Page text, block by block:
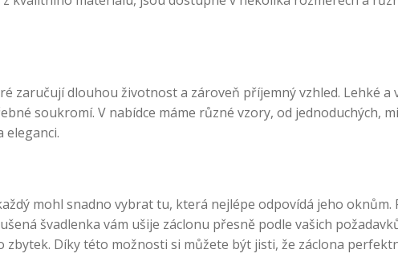
zaručují dlouhou životnost a zároveň příjemný vzhled. Lehké a
soukromí. V nabídce máme různé vzory, od jednoduchých,
eleganci.
mohl snadno vybrat tu, která nejlépe odpovídá jeho oknům.
švadlenka vám ušije záclonu přesně podle vašich
Díky této možnosti si můžete být jisti, že záclona